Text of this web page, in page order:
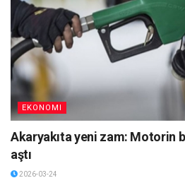
EKONOMI
Akaryakıta yeni zam: Motorin
aştı
2026-03-24